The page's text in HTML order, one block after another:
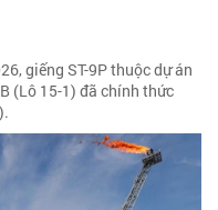
giếng ST-9P thuộc dự án
(Lô 15-1) đã chính thức